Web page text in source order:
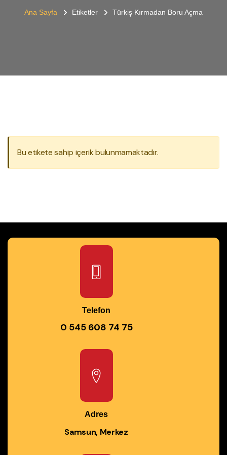
Ana Sayfa Etiketler Türkiş Kırmadan Boru Açma
Bu etikete sahip içerik bulunmamaktadır.
Telefon
0 545 608 74 75
Adres
Samsun, Merkez